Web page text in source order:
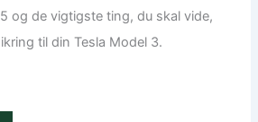
og de vigtigste ting, du skal vide,
til din Tesla Model 3.